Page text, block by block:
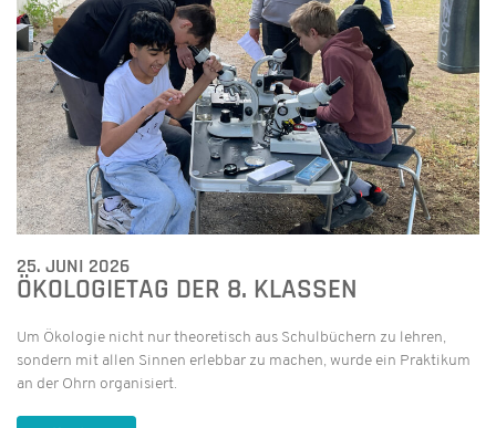
25. JUNI 2026
ÖKOLOGIETAG DER 8. KLASSEN
Um Ökologie nicht nur theoretisch aus Schulbüchern zu lehren,
sondern mit allen Sinnen erlebbar zu machen, wurde ein Praktikum
an der Ohrn organisiert.